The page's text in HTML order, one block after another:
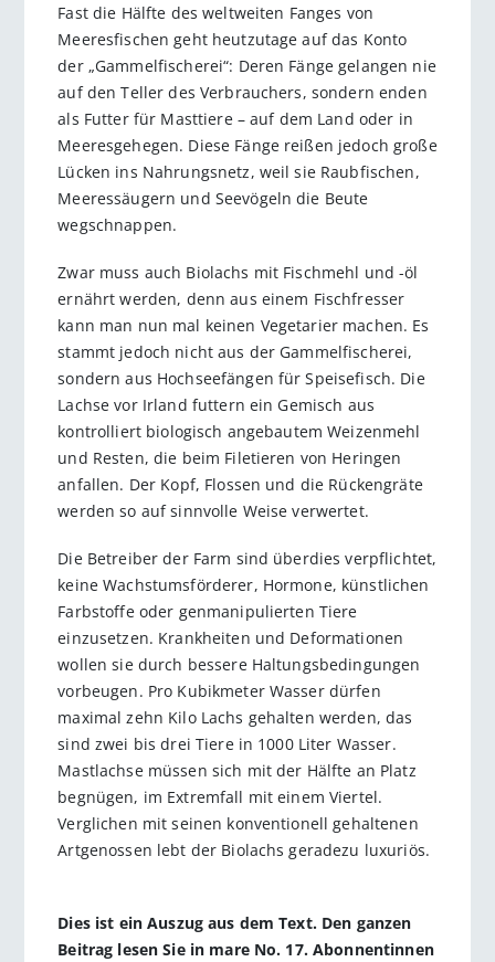
Fast die Hälfte des weltweiten Fanges von
Meeresfischen geht heutzutage auf das Konto
der „Gammelfischerei“: Deren Fänge gelangen nie
auf den Teller des Verbrauchers, sondern enden
als Futter für Masttiere – auf dem Land oder in
Meeresgehegen. Diese Fänge reißen jedoch große
Lücken ins Nahrungsnetz, weil sie Raubfischen,
Meeressäugern und Seevögeln die Beute
wegschnappen.
Zwar muss auch Biolachs mit Fischmehl und -öl
ernährt werden, denn aus einem Fischfresser
kann man nun mal keinen Vegetarier machen. Es
stammt jedoch nicht aus der Gammelfischerei,
sondern aus Hochseefängen für Speisefisch. Die
Lachse vor Irland futtern ein Gemisch aus
kontrolliert biologisch angebautem Weizenmehl
und Resten, die beim Filetieren von Heringen
anfallen. Der Kopf, Flossen und die Rückengräte
werden so auf sinnvolle Weise verwertet.
Die Betreiber der Farm sind überdies verpflichtet,
keine Wachstumsförderer, Hormone, künstlichen
Farbstoffe oder genmanipulierten Tiere
einzusetzen. Krankheiten und Deformationen
wollen sie durch bessere Haltungsbedingungen
vorbeugen. Pro Kubikmeter Wasser dürfen
maximal zehn Kilo Lachs gehalten werden, das
sind zwei bis drei Tiere in 1000 Liter Wasser.
Mastlachse müssen sich mit der Hälfte an Platz
begnügen, im Extremfall mit einem Viertel.
Verglichen mit seinen konventionell gehaltenen
Artgenossen lebt der Biolachs geradezu luxuriös.
Dies ist ein Auszug aus dem Text. Den ganzen
Beitrag lesen Sie in mare No. 17. Abonnentinnen